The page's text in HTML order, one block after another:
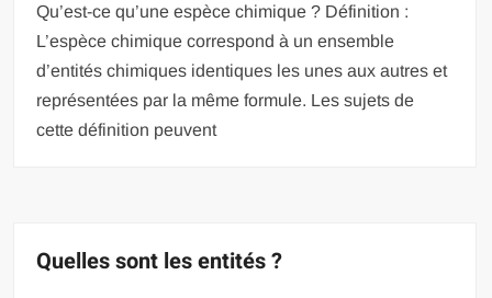
Qu’est-ce qu’une espèce chimique ? Définition :
L’espèce chimique correspond à un ensemble
d’entités chimiques identiques les unes aux autres et
représentées par la même formule. Les sujets de
cette définition peuvent
Quelles sont les entités ?